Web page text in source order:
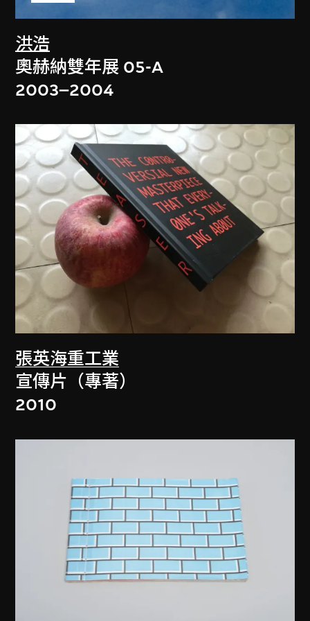
洪浩
奧赫納雙年展 05-A
2003–2004
張英海重工業
宣傳片（專著）
2010